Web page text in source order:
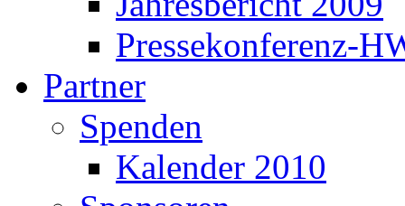
Pressekonferenz-
Partner
Spenden
Kalender 2010